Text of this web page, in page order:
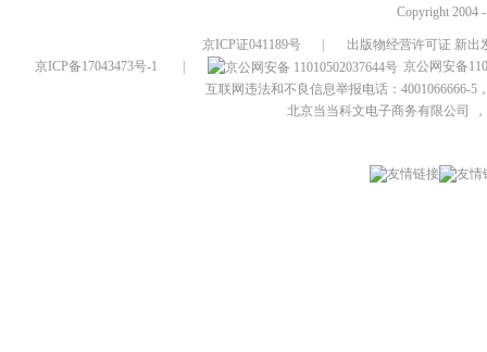
Copyright 2004
京ICP证041189号
出版物经营许可证 新出
京ICP备17043473号-1
京公网安备
互联网违法和不良信息举报电话：4001066666-5
北京当当科文电子商务有限公司